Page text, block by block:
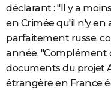
déclarant : "Il y a
en Crimée qu'il n'y en
parfaitement russe,
année, "Complément
documents du projet
étrangère en France